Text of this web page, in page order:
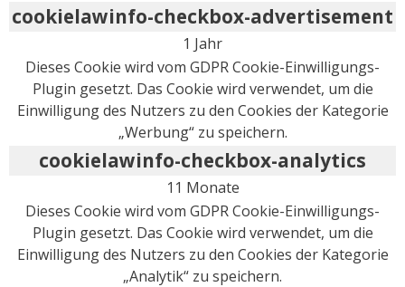
cookielawinfo-checkbox-advertisement
1 Jahr
Dieses Cookie wird vom GDPR Cookie-Einwilligungs-
Plugin gesetzt. Das Cookie wird verwendet, um die
Einwilligung des Nutzers zu den Cookies der Kategorie
„Werbung“ zu speichern.
cookielawinfo-checkbox-analytics
11 Monate
Dieses Cookie wird vom GDPR Cookie-Einwilligungs-
Plugin gesetzt. Das Cookie wird verwendet, um die
Einwilligung des Nutzers zu den Cookies der Kategorie
„Analytik“ zu speichern.